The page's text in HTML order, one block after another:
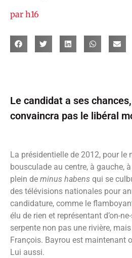
par h16
Le candidat a ses
convaincra pas le libéral
La présidentielle de 2012, pour le
bousculade au centre, à gauche,
plein de minus habens qui se
des télévisions nationales pour
candidature, comme le
élu de rien et représentant d’on-
serpente non pas une rivière,
François. Bayrou est maintenant
Lui aussi.